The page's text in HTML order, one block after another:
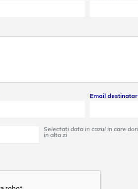
Email destinatar
Selectati data in cazul in care doriti ca felicitarea sa fie trimisa
in alta zi